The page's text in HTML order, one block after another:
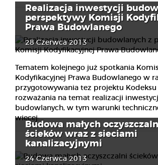
Realizacja inwestycji
perspektywy Komisji
Prawa Budowlanego
28 Czerwca 2013
Tematem kolejnego już spotkania
Kodyfikacyjnej Prawa Budowlanego w
przygotowywania tez projektu Kodeksu
rozważania na temat realizacji
budowlanych, w tym warunki
więcej:...
Budowa małych
ścieków wraz z sieciami
kanalizacyjnymi
24 Czerwca 2013